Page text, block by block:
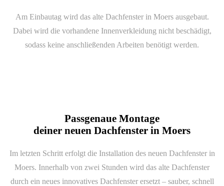
Am Einbautag wird das alte Dachfenster in Moers ausgebaut.
Dabei wird die vorhandene Innenverkleidung nicht beschädigt,
sodass keine anschließenden Arbeiten benötigt werden.
Passgenaue Montage
deiner neuen Dachfenster in Moers
Im letzten Schritt erfolgt die Installation des neuen Dachfenster in
Moers. Innerhalb von zwei Stunden wird das alte Dachfenster
durch ein neues innovatives Dachfenster ersetzt – sauber, schnell